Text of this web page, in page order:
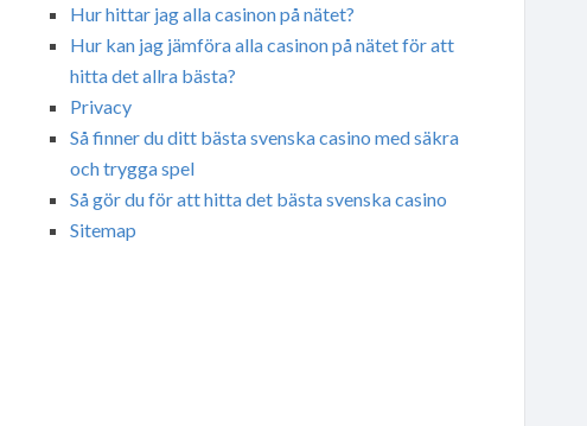
Hur hittar jag alla casinon på nätet?
Hur kan jag jämföra alla casinon på nätet för att
hitta det allra bästa?
Privacy
Så finner du ditt bästa svenska casino med säkra
och trygga spel
Så gör du för att hitta det bästa svenska casino
Sitemap